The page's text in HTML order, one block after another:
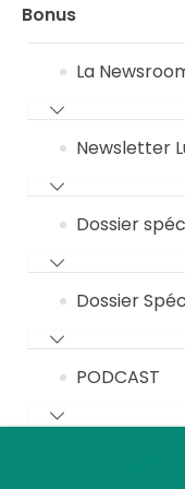
Bonus
La
Newsletter
Dossier
Dossier
PODCAST